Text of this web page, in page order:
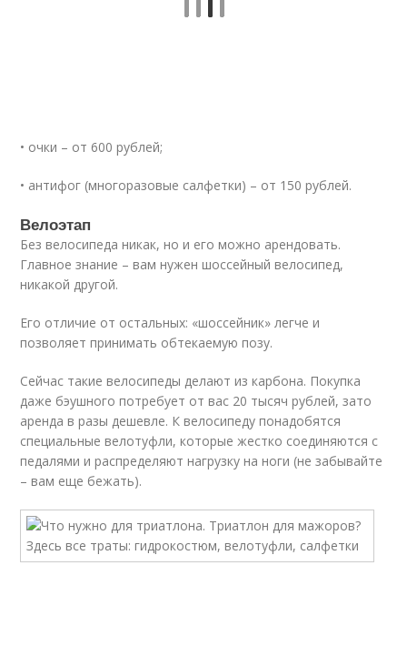
• очки – от 600 рублей;
• антифог (многоразовые салфетки) – от 150 рублей.
Велоэтап
Без велосипеда никак, но и его можно арендовать.
Главное знание – вам нужен шоссейный велосипед,
никакой другой.
Его отличие от остальных: «шоссейник» легче и
позволяет принимать обтекаемую позу.
Сейчас такие велосипеды делают из карбона. Покупка
даже бэушного потребует от вас 20 тысяч рублей, зато
аренда в разы дешевле. К велосипеду понадобятся
специальные велотуфли, которые жестко соединяются с
педалями и распределяют нагрузку на ноги (не забывайте
– вам еще бежать).